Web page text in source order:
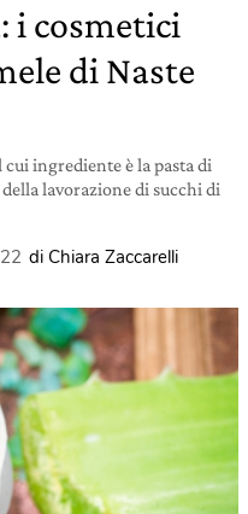
i cosmetici
di Naste
ingrediente è la pasta di
lavorazione di succhi di
di Chiara Zaccarelli